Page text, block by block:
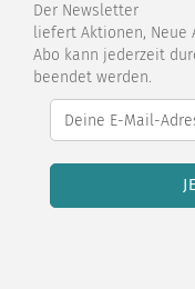
Der Newsletter
liefert Aktionen, Neue
Abo kann jederzeit
beendet werden.